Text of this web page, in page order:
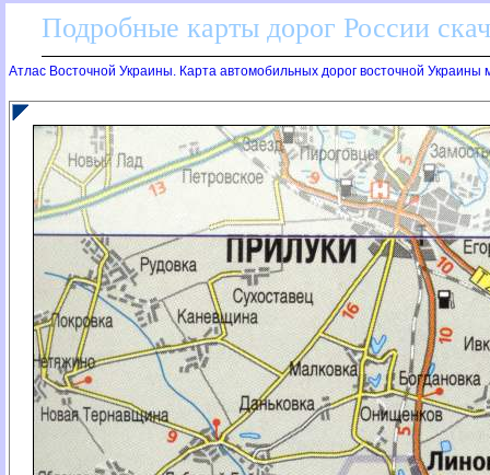
Подробные карты дорог России
Атлас Восточной Украины. Карта автомобильных дорог восточной